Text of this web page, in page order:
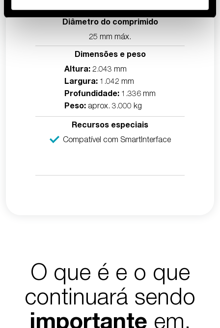
Diâmetro do comprimido
25 mm máx.
Dimensões e peso
Altura: 2.043 mm
Largura: 1.042 mm
Profundidade: 1.336 mm
Peso: aprox. 3.000 kg
Recursos especiais
Compatível com SmartInterface
O que é e o que
continuará sendo
em.